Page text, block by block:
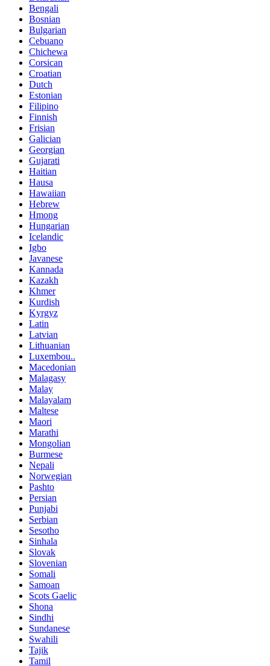
Bengali
Bosnian
Bulgarian
Cebuano
Chichewa
Corsican
Croatian
Dutch
Estonian
Filipino
Finnish
Frisian
Galician
Georgian
Gujarati
Haitian
Hausa
Hawaiian
Hebrew
Hmong
Hungarian
Icelandic
Igbo
Javanese
Kannada
Kazakh
Khmer
Kurdish
Kyrgyz
Latin
Latvian
Lithuanian
Luxembou..
Macedonian
Malagasy
Malay
Malayalam
Maltese
Maori
Marathi
Mongolian
Burmese
Nepali
Norwegian
Pashto
Persian
Punjabi
Serbian
Sesotho
Sinhala
Slovak
Slovenian
Somali
Samoan
Scots Gaelic
Shona
Sindhi
Sundanese
Swahili
Tajik
Tamil